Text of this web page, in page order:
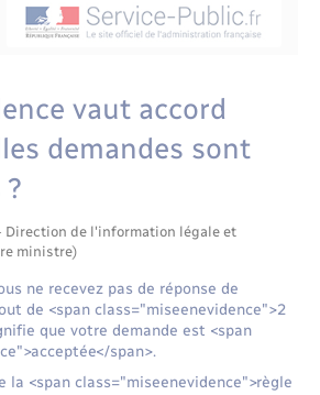
vaut accord
demandes sont
Direction de l'information légale et
ministre)
ne recevez pas de réponse de
de <span class="miseenevidence">2
que votre demande est <span
span>.
la <span class="miseenevidence">règle